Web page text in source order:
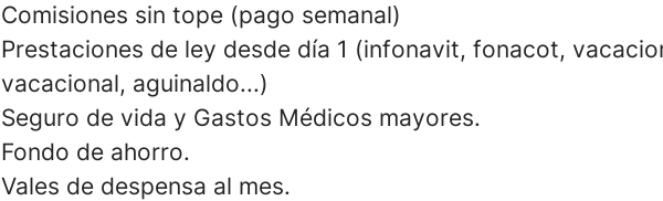
Comisiones sin tope (pago semanal)
Prestaciones de ley desde día 1 (infonavit, fonacot,
vacacional, aguinaldo...)
Seguro de vida y Gastos Médicos mayores.
Fondo de ahorro.
Vales de despensa al mes.